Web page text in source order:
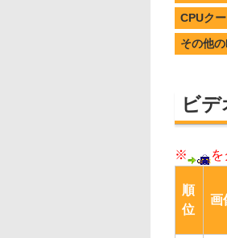
CPUク
その他
ビデ
※
順
位
画